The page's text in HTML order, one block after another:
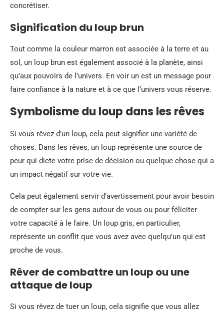
concrétiser.
Signification du loup brun
Tout comme la couleur marron est associée à la terre et au
sol, un loup brun est également associé à la planète, ainsi
qu’aux pouvoirs de l’univers. En voir un est un message pour
faire confiance à la nature et à ce que l’univers vous réserve.
Symbolisme du loup dans les rêves
Si vous rêvez d’un loup, cela peut signifier une variété de
choses. Dans les rêves, un loup représente une source de
peur qui dicte votre prise de décision ou quelque chose qui a
un impact négatif sur votre vie.
Cela peut également servir d’avertissement pour avoir besoin
de compter sur les gens autour de vous ou pour féliciter
votre capacité à le faire. Un loup gris, en particulier,
représente un conflit que vous avez avec quelqu’un qui est
proche de vous.
Rêver de combattre un loup ou une
attaque de loup
Si vous rêvez de tuer un loup, cela signifie que vous allez